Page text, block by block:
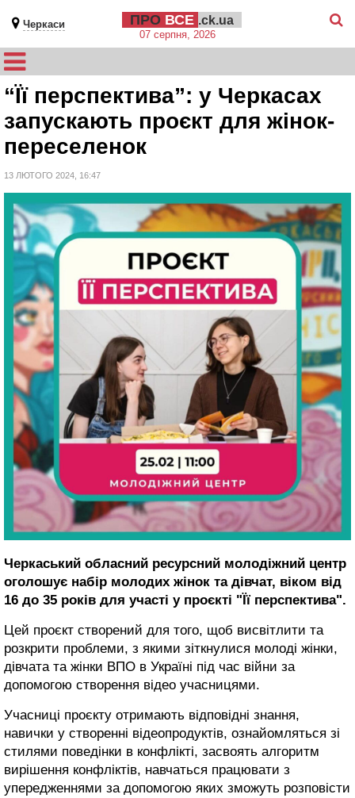
Черкаси ПРО ВСЕ .ck.ua
07 серпня, 2026
“Її перспектива”: у Черкасах
запускають проєкт для жінок-
переселенок
13 ЛЮТОГО 2024, 16:47
Черкаський обласний ресурсний молодіжний центр
оголошує набір молодих жінок та дівчат, віком від
16 до 35 років для участі у проєкті "Її перспектива".
Цей проєкт створений для того, щоб висвітлити та
розкрити проблеми, з якими зіткнулися молоді жінки,
дівчата та жінки ВПО в Україні під час війни за
допомогою створення відео учасницями.
Учасниці проєкту отримають відповідні знання,
навички у створенні відеопродуктів, ознайомляться зі
стилями поведінки в конфлікті, засвоять алгоритм
вирішення конфліктів, навчаться працювати з
упередженнями за допомогою яких зможуть розповісти